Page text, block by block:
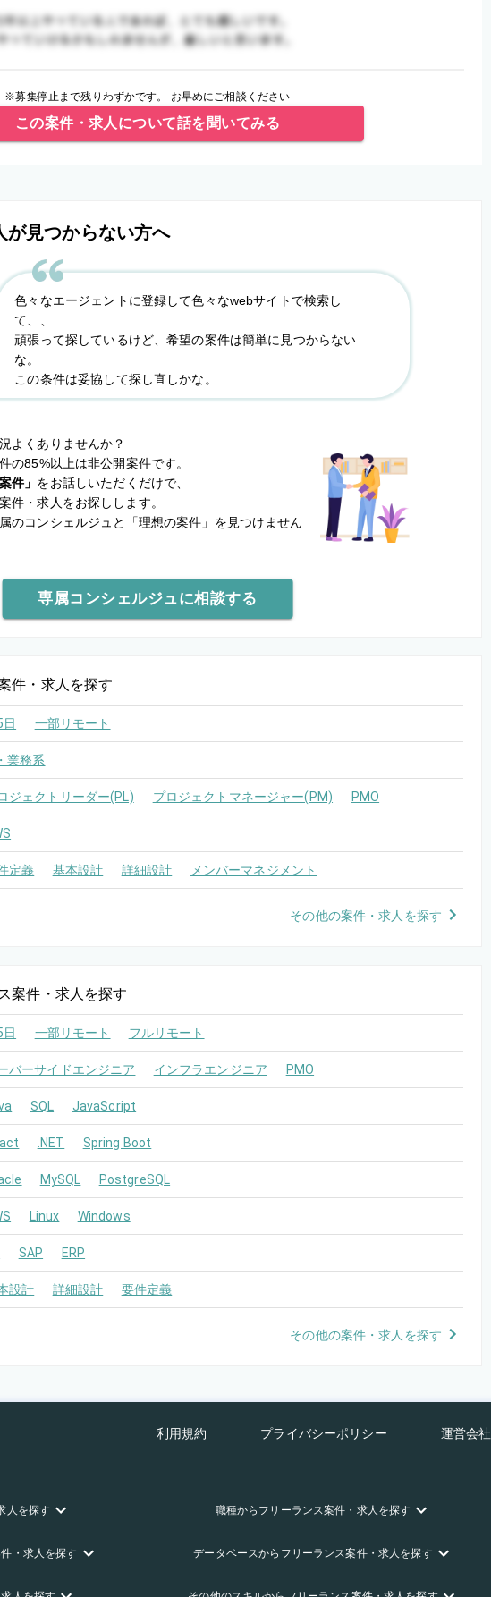
※募集停止まで残りわずかです。 お早めにご相談ください
この案件・求人について話を聞いてみる
が見つからない方へ
色々なエージェントに登録して色々なwebサイトで検索し
て、、
頑張って探しているけど、希望の案件は簡単に見つからない
な。
この条件は妥協して探し直しかな。
よくありませんか？
の85%以上は非公開案件です。
件」 をお話しいただくだけで、
件・求人をお探しします。
のコンシェルジュと
「理想の案件」を見つけません
専属コンシェルジュに相談する
件・求人を探す
日 一部リモート
業務系
ジェクトリーダー(PL) プロジェクトマネージャー(PM) PMO
定義 基本設計 詳細設計 メンバーマネジメント
その他の案件・求人を探す
案件・求人を探す
日 一部リモート フルリモート
バーサイドエンジニア インフラエンジニア PMO
SQL JavaScript
.NET Spring Boot
MySQL PostgreSQL
Linux Windows
SAP ERP
設計 詳細設計 要件定義
その他の案件・求人を探す
利用規約 プライバシーポリシー 運営会社
人を探す 職種からフリーランス案件・求人を探す
・求人を探す データベースからフリーランス案件・求人を探す